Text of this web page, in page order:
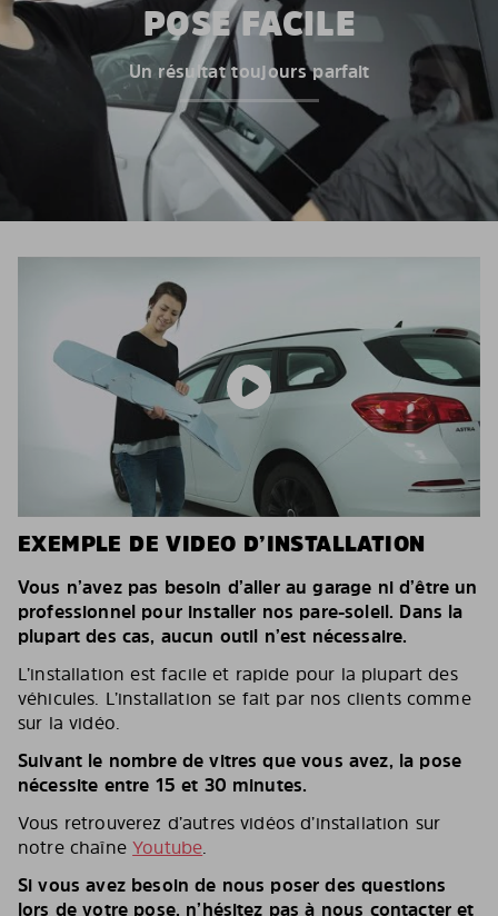
POSE FACILE
Un résultat toujours parfait
EXEMPLE DE VIDEO D’INSTALLATION
Vous n’avez pas besoin d’aller au garage ni d’être un
professionnel pour installer nos pare-soleil. Dans la
plupart des cas, aucun outil n’est nécessaire.
L’installation est facile et rapide pour la plupart des
véhicules. L’installation se fait par nos clients comme
sur la vidéo.
Suivant le nombre de vitres que vous avez, la pose
nécessite entre 15 et 30 minutes.
Vous retrouverez d’autres vidéos d’installation sur
notre chaîneYoutube.
Si vous avez besoin de nous poser des questions
lors de votre pose, n’hésitez pas à nous contacter et